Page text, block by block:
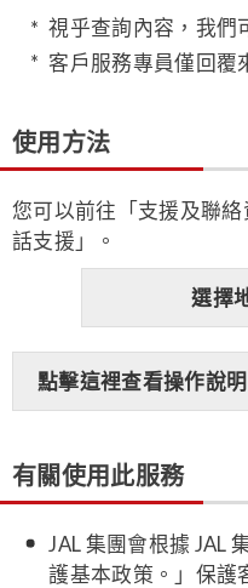
視乎查詢內容，我們
客戶服務專員僅回覆
使用方法
您可以前往「支援及聯
話支援」。
選擇
點擊這裡查看操作說明
有關使用此服務
JAL 集團會根據 JAL
護基本政策。」保護